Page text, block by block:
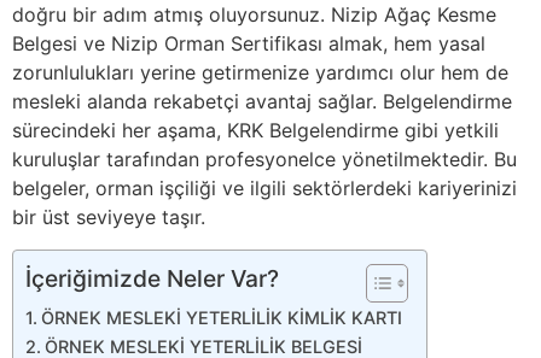
doğru bir adım atmış oluyorsunuz. Nizip Ağaç Kesme
Belgesi ve Nizip Orman Sertifikası almak, hem yasal
zorunlulukları yerine getirmenize yardımcı olur hem de
mesleki alanda rekabetçi avantaj sağlar. Belgelendirme
sürecindeki her aşama, KRK Belgelendirme gibi yetkili
kuruluşlar tarafından profesyonelce yönetilmektedir. Bu
belgeler, orman işçiliği ve ilgili sektörlerdeki kariyerinizi
bir üst seviyeye taşır.
İçeriğimizde Neler Var?
ÖRNEK MESLEKİ YETERLİLİK KİMLİK KARTI
ÖRNEK MESLEKİ YETERLİLİK BELGESİ